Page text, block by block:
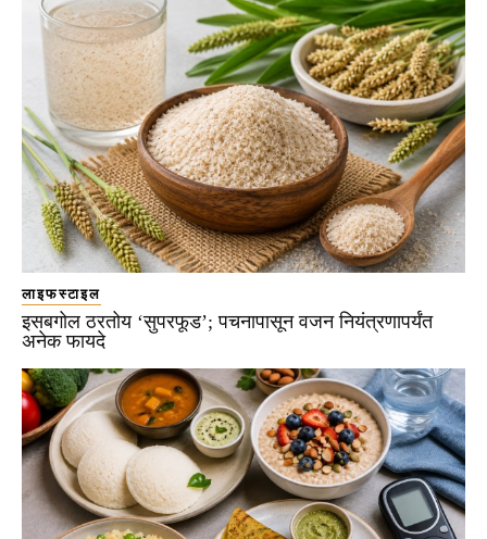
लाइफस्टाइल
इसबगोल ठरतोय ‘सुपरफूड’; पचनापासून वजन नियंत्रणापर्यंत
अनेक फायदे